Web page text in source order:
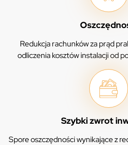
Redukcja rachunków za prąd
odliczenia kosztów instalacji od
Szybki zwrot
Spore oszczędności wynikające z